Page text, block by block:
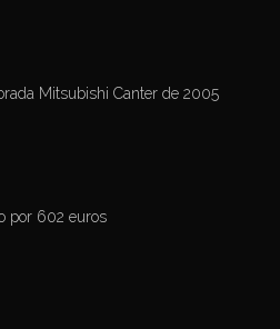
Mitsubishi Canter de 2005
por 602 euros